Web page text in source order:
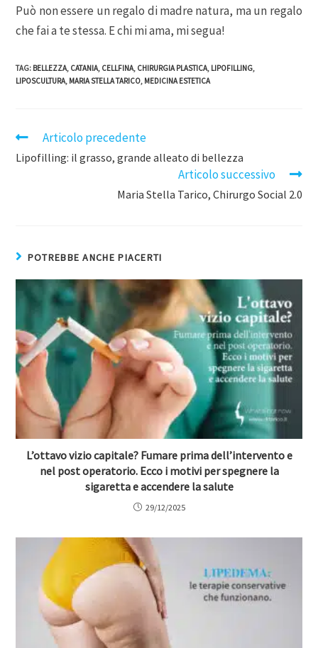
Può non essere un regalo di madre natura, ma un regalo
che fai a te stessa. E chi mi ama, mi segua!
TAG: BELLEZZA, CATANIA, CELLFINA, CHIRURGIA PLASTICA, LIPOFILLING,
LIPOSCULTURA, MARIA STELLA TARICO, MEDICINA ESTETICA
Articolo precedente
Lipofilling: il grasso, grande alleato di bellezza
Articolo successivo
Maria Stella Tarico, Chirurgo Social 2.0
POTREBBE ANCHE PIACERTI
L’ottavo vizio capitale? Fumare prima dell’intervento e
nel post operatorio. Ecco i motivi per spegnere la
sigaretta e accendere la salute
29/12/2025